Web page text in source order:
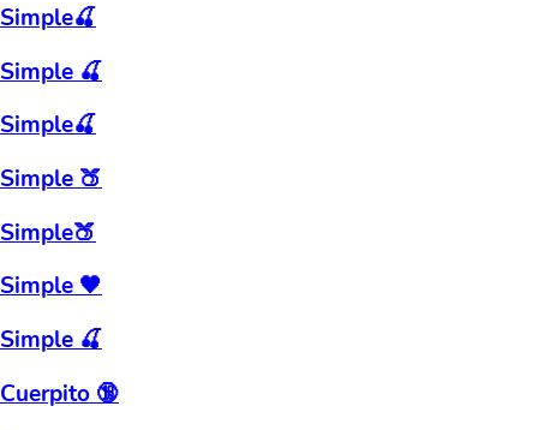
Simple🍒
Simple 🍒
Simple🍒
Simple 🍑
Simple🍑
Simple 🖤
Simple 🍒
Cuerpito 🔞